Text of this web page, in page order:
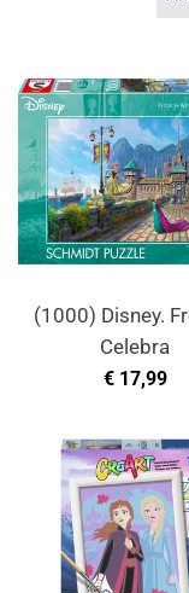
op
(1000) Disney.
Celebra
Normale
€ 17,99